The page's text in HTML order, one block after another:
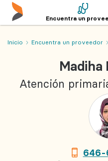
Encuentra un
Inicio Encuentra un proveedor
Madiha
Atención
646-